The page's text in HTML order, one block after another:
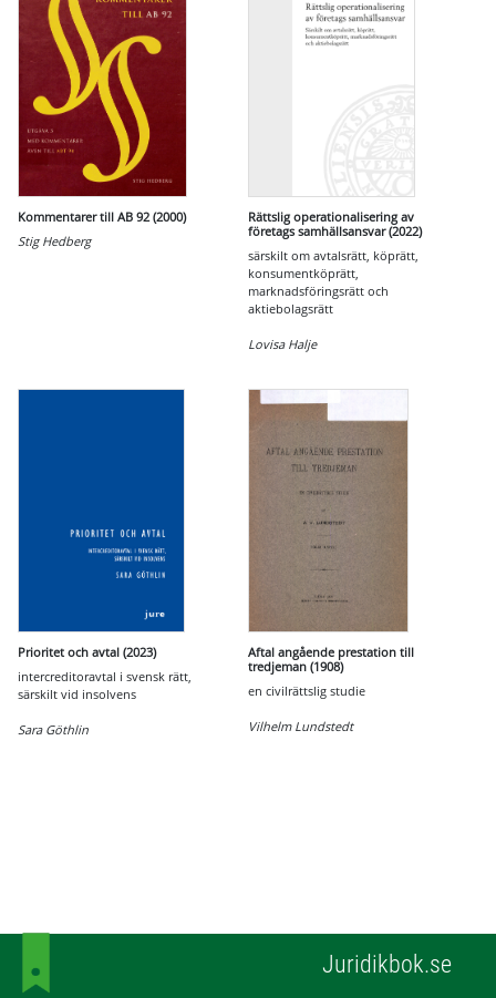
Kommentarer till AB 92 (2000)
Stig Hedberg
Rättslig operationalisering av
företags samhällsansvar (2022)
särskilt om avtalsrätt, köprätt,
konsumentköprätt,
marknadsföringsrätt och
aktiebolagsrätt
Lovisa Halje
Prioritet och avtal (2023)
intercreditoravtal i svensk rätt,
särskilt vid insolvens
Sara Göthlin
Aftal angående prestation till
tredjeman (1908)
en civilrättslig studie
Vilhelm Lundstedt
Juridikbok.se